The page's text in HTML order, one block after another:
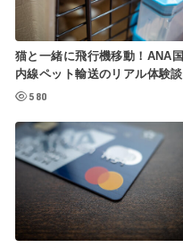
猫と一緒に飛行機移動！ANA国
内線ペット輸送のリアル体験談
580